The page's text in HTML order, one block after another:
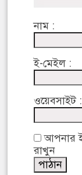
নাম :
ই-মেইল :
ওয়েবসাইট :
আপনার
রাখুন